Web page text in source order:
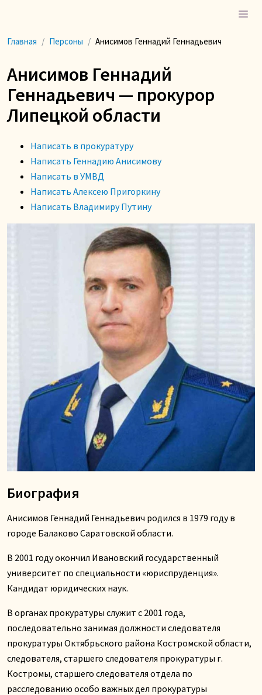
Главная Персоны Анисимов Геннадий Геннадьевич
Анисимов Геннадий
Геннадьевич — прокурор
Липецкой области
Написать в прокуратуру
Написать Геннадию Анисимову
Написать в УМВД
Написать Алексею Пригоркину
Написать Владимиру Путину
Биография
Анисимов Геннадий Геннадьевич родился в 1979 году в
городе Балаково Саратовской области.
В 2001 году окончил Ивановский государственный
университет по специальности «юриспруденция».
Кандидат юридических наук.
В органах прокуратуры служит с 2001 года,
последовательно занимая должности следователя
прокуратуры Октябрьского района Костромской области,
следователя, старшего следователя прокуратуры г.
Костромы, старшего следователя отдела по
расследованию особо важных дел прокуратуры